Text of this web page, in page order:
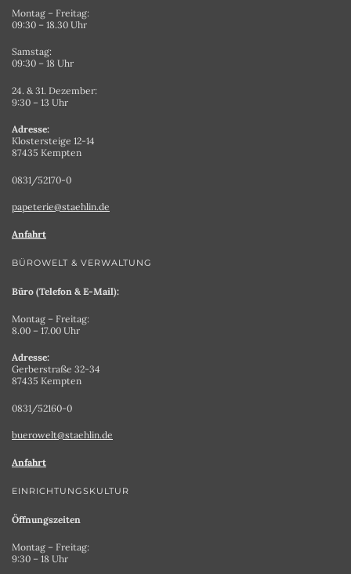
Montag – Freitag:
09:30 – 18.30 Uhr
Samstag:
09:30 – 18 Uhr
24. & 31. Dezember:
9:30 – 13 Uhr
Adresse:
Klostersteige 12-14
87435 Kempten
0831/52170-0
papeterie@staehlin.de
Anfahrt
BÜROWELT & VERWALTUNG
Büro (Telefon & E-Mail):
Montag – Freitag:
8.00 – 17.00 Uhr
Adresse:
Gerberstraße 32-34
87435 Kempten
0831/52160-0
buerowelt@staehlin.de
Anfahrt
EINRICHTUNGSKULTUR
Öffnungszeiten
Montag – Freitag:
9:30 – 18 Uhr